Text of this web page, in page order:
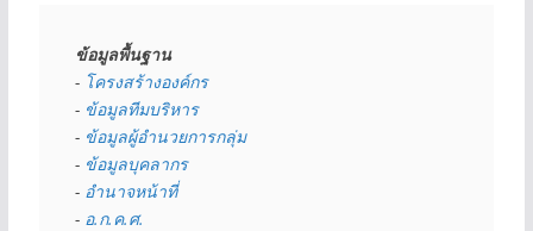
ข้อมูลพื้นฐาน
- โครงสร้างองค์กร
- ข้อมูลทีมบริหาร
- ข้อมูลผู้อำนวยการกลุ่ม
- ข้อมูลบุคลากร
- อำนาจหน้าที่
- อ.ก.ค.ศ.